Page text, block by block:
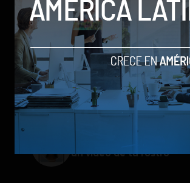
productividad laboral
Spotify extiende las
gestionadas para
gratuito en seis países
Galaxy Z Flip8: el
de Samsung se renueva
pantalla, mejor cámara e
Google permitirá iniciar
un video de tu rostro